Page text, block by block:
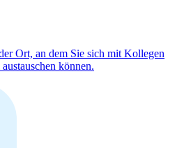
Ort, an dem Sie sich mit Kollegen
können.